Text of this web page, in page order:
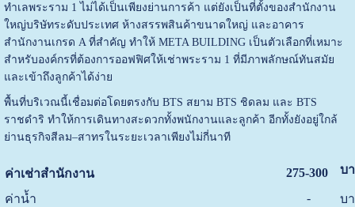
ทำเลพระราม 1 ไม่ได้เป็นเพียงย่านการค้า แต่ยังเป็นที่ตั้งของสำนักงาน
ใหญ่บริษัทระดับประเทศ ห้างสรรพสินค้าขนาดใหญ่ และอาคาร
สำนักงานเกรด A ที่สำคัญ ทำให้ META BUILDING เป็นตัวเลือกที่เหมาะ
สำหรับองค์กรที่ต้องการออฟฟิศให้เช่าพระราม 1 ที่มีภาพลักษณ์ทันสมัย
และเข้าถึงลูกค้าได้ง่าย
พื้นที่บริเวณนี้เชื่อมต่อโดยตรงกับ BTS สยาม BTS ชิดลม และ BTS
ราชดำริ ทำให้การเดินทางสะดวกทั้งพนักงานและลูกค้า อีกทั้งยังอยู่ใกล้
ย่านธุรกิจสีลม–สาทรในระยะเวลาเพียงไม่กี่นาที
ค่าเช่าสำนักงาน 275-300 บ
ค่าน้ำ -
บ